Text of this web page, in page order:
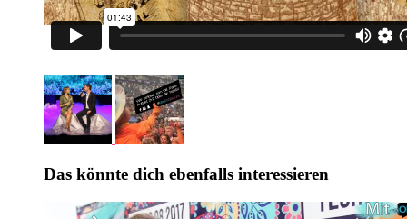
Das könnte dich ebenfalls interessieren